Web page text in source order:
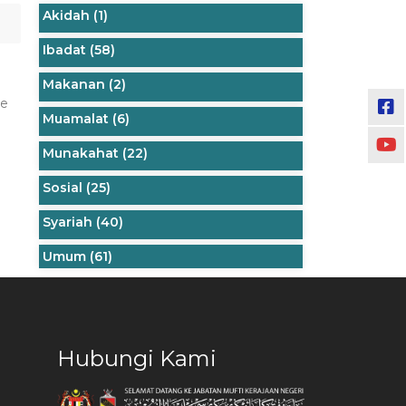
Akidah (1)
Ibadat (58)
Makanan (2)
Muamalat (6)
Munakahat (22)
Sosial (25)
Syariah (40)
Umum (61)
Hubungi Kami